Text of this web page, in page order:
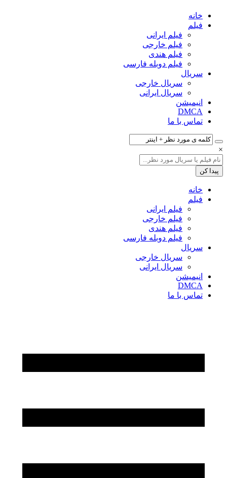
خانه
فیلم‌
فیلم ایرانی
فیلم خارجی
فیلم هندی
فیلم دوبله فارسی
سریال‌
سریال خارجی
سریال ایرانی
انیمیشن
DMCA
تماس با ما
×
خانه
فیلم‌
فیلم ایرانی
فیلم خارجی
فیلم هندی
فیلم دوبله فارسی
سریال‌
سریال خارجی
سریال ایرانی
انیمیشن
DMCA
تماس با ما